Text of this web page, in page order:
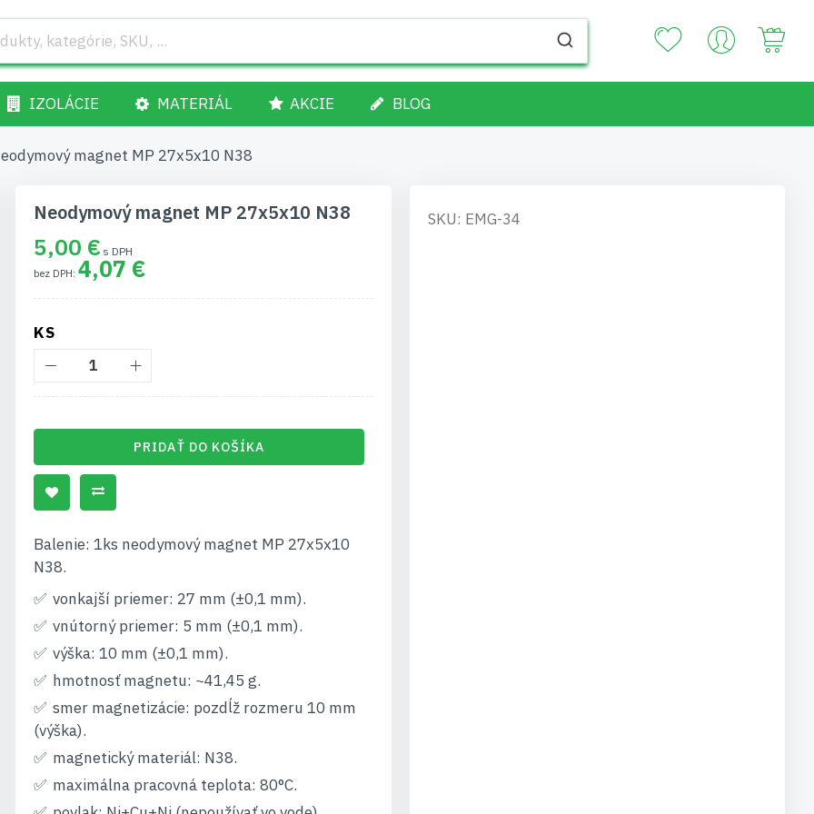
IZOLÁCIE MATERIÁL AKCIE BLOG
magnet MP 27x5x10 N38
Neodymový magnet MP 27x5x10 N38
5,00 €
4,07 €
KS
PRIDAŤ DO KOŠÍKA
Balenie: 1ks neodymový magnet MP 27x5x10
N38.
vonkajší priemer: 27 mm (±0,1 mm).
vnútorný priemer: 5 mm (±0,1 mm).
výška: 10 mm (±0,1 mm).
hmotnosť magnetu: ~41,45 g.
smer magnetizácie: pozdĺž rozmeru 10 mm
(výška).
magnetický materiál: N38.
maximálna pracovná teplota: 80°C.
SKU: EMG-34